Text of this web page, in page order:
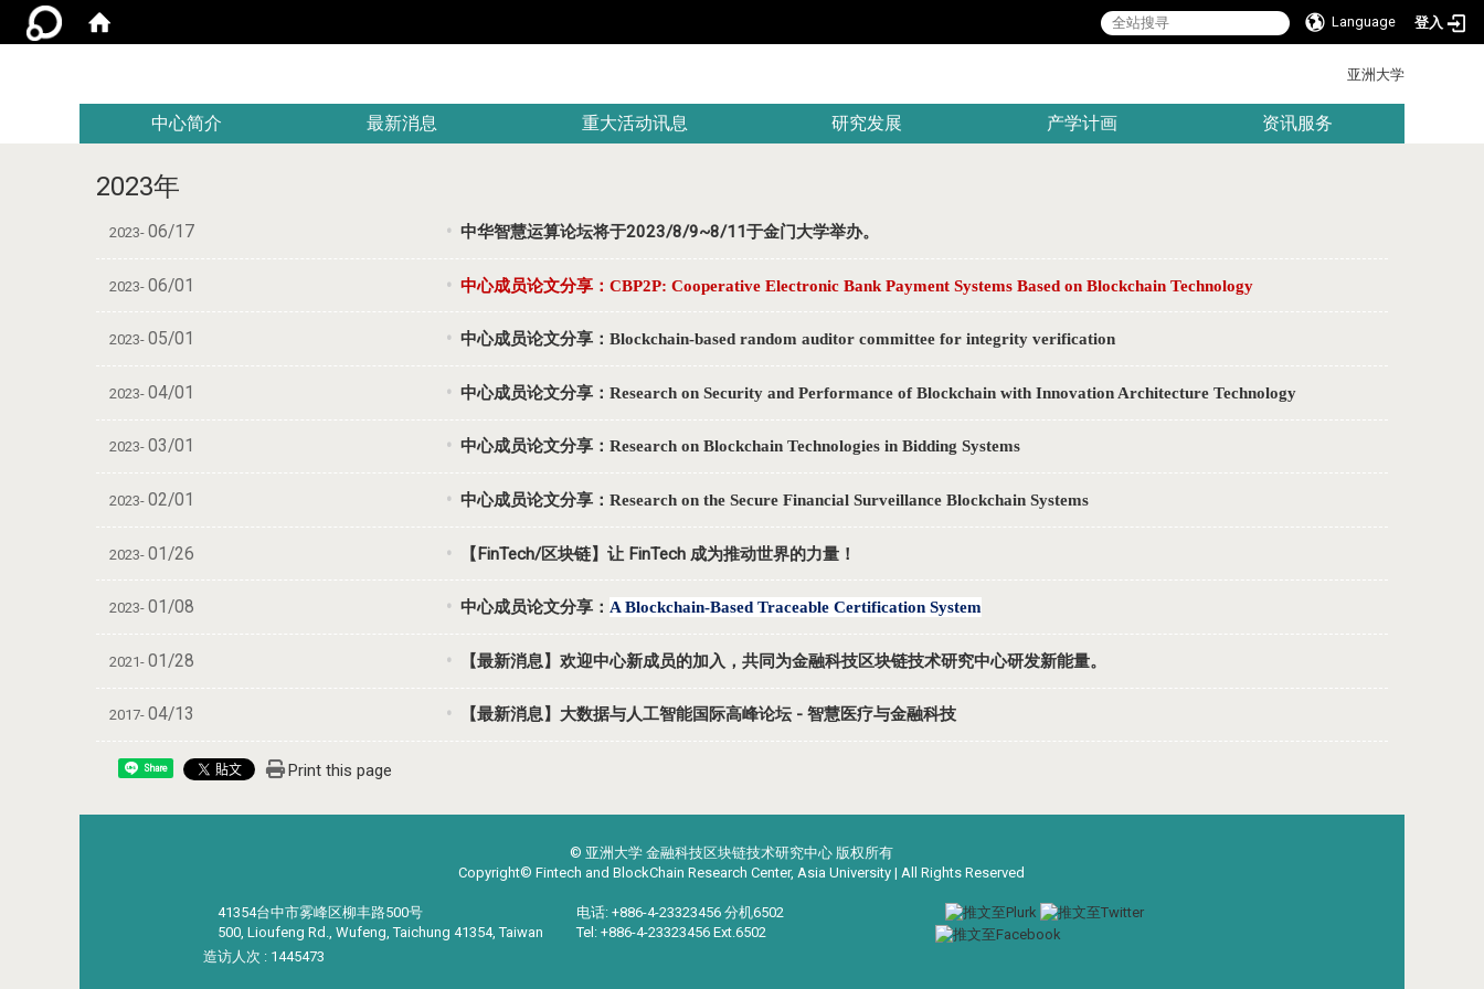
Language 登入
亚洲大学
中心简介 最新消息 重大活动讯息 研究发展 产学计画 资讯服务
2023年
2023- 06/17 中华智慧运算论坛将于2023/8/9~8/11于金门大学举办。
2023- 06/01 中心成员论文分享：CBP2P: Cooperative Electronic Bank Payment Systems Based on Blockchain Technology
2023- 05/01 中心成员论文分享：Blockchain-based random auditor committee for integrity verification
2023- 04/01 中心成员论文分享：Research on Security and Performance of Blockchain with Innovation Architecture Technology
2023- 03/01 中心成员论文分享：Research on Blockchain Technologies in Bidding Systems
2023- 02/01 中心成员论文分享：Research on the Secure Financial Surveillance Blockchain Systems
2023- 01/26 【FinTech/区块链】让 FinTech 成为推动世界的力量！
2023- 01/08 中心成员论文分享：A Blockchain-Based Traceable Certification System
2021- 01/28 【最新消息】欢迎中心新成员的加入，共同为金融科技区块链技术研究中心研发新能量。
2017- 04/13 【最新消息】大数据与人工智能国际高峰论坛 - 智慧医疗与金融科技
Share Print this page
© 亚洲大学 金融科技区块链技术研究中心 版权所有
Copyright© Fintech and BlockChain Research Center, Asia University | All Rights Reserved
41354台中市雾峰区柳丰路500号
500, Lioufeng Rd., Wufeng, Taichung 41354, Taiwan
电话: +886-4-23323456 分机6502
Tel: +886-4-23323456 Ext.6502
造访人次 : 1445473